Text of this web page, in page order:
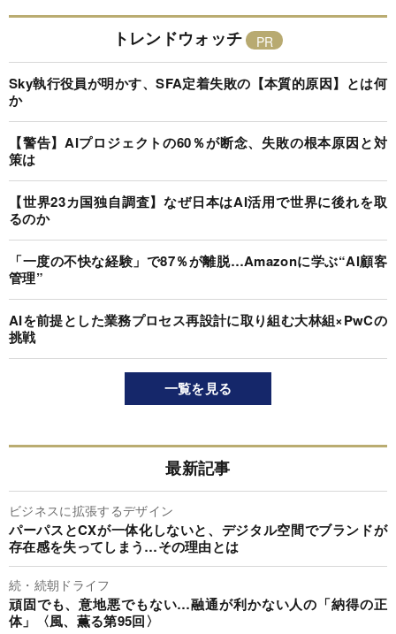
トレンドウォッチ
Sky執行役員が明かす、SFA定着失敗の【本質的原因】とは何
か
【警告】AIプロジェクトの60％が断念、失敗の根本原因と対
策は
【世界23カ国独自調査】なぜ日本はAI活用で世界に後れを取
るのか
「一度の不快な経験」で87％が離脱…Amazonに学ぶ“AI顧客
管理”
AIを前提とした業務プロセス再設計に取り組む大林組×PwCの
挑戦
一覧を見る
最新記事
ビジネスに拡張するデザイン
パーパスとCXが一体化しないと、デジタル空間でブランドが
存在感を失ってしまう…その理由とは
続・続朝ドライフ
頑固でも、意地悪でもない…融通が利かない人の「納得の正
体」〈風、薫る第95回〉